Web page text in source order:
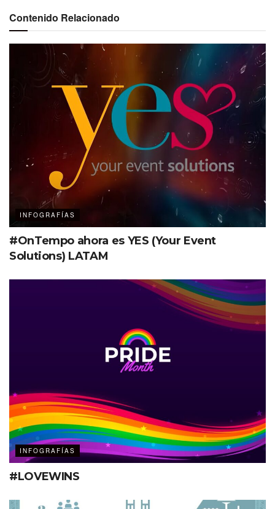
Contenido Relacionado
INFOGRAFÍAS
#OnTempo ahora es YES (Your Event
Solutions) LATAM
INFOGRAFÍAS
#LOVEWINS